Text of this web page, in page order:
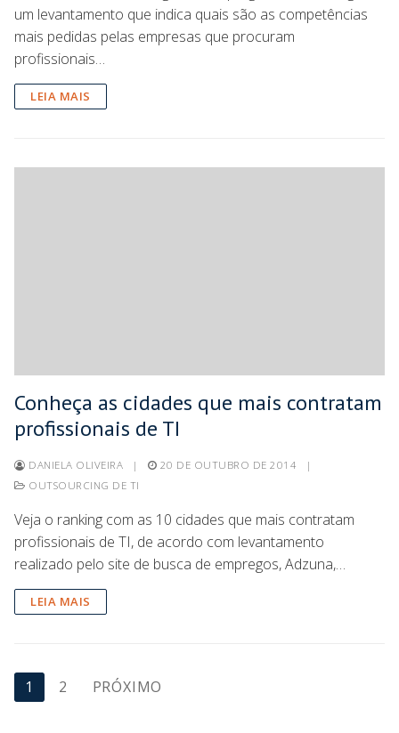
um levantamento que indica quais são as competências
mais pedidas pelas empresas que procuram
profissionais…
LEIA MAIS
Conheça as cidades que mais contratam
profissionais de TI
DANIELA OLIVEIRA | 20 DE OUTUBRO DE 2014
|
OUTSOURCING DE TI
Veja o ranking com as 10 cidades que mais contratam
profissionais de TI, de acordo com levantamento
realizado pelo site de busca de empregos, Adzuna,…
LEIA MAIS
1 2 PRÓXIMO